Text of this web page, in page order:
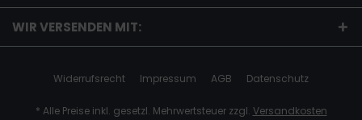
WIR VERSENDEN MIT:
Widerrufsrecht Impressum AGB Datenschutz
* Alle Preise inkl. gesetzl. Mehrwertsteuer zzgl. Versandkosten